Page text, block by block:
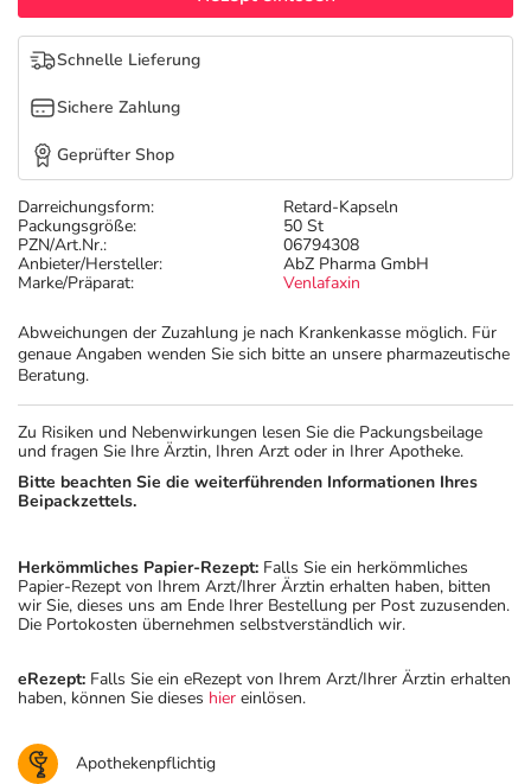
Tierapotheke
Vitamine & Mineralstoffe
Marken
Salus Deals
Darreichungsform:
Retard-Kapseln
Packungsgröße:
50 St
PZN/Art.Nr.:
06794308
Anbieter/Hersteller:
AbZ Pharma GmbH
Marke/Präparat:
Venlafaxin
Abweichungen der Zuzahlung je nach Krankenkasse möglich. Für
genaue Angaben wenden Sie sich bitte an unsere pharmazeutische
Beratung.
Schnelle Lieferung
Sichere Zahlung
Geprüfter Shop
Zu Risiken und Nebenwirkungen lesen Sie die Packungsbeilage
und fragen Sie Ihre Ärztin, Ihren Arzt oder in Ihrer Apotheke.
Bitte beachten Sie die weiterführenden Informationen Ihres
Beipackzettels.
Herkömmliches Papier-Rezept: Falls Sie ein herkömmliches
Papier-Rezept von Ihrem Arzt/Ihrer Ärztin erhalten haben, bitten
wir Sie, dieses uns am Ende Ihrer Bestellung per Post zuzusenden.
Die Portokosten übernehmen selbstverständlich wir.
eRezept: Falls Sie ein eRezept von Ihrem Arzt/Ihrer Ärztin erhalten
haben, können Sie dieses hier einlösen.
Apothekenpflichtig